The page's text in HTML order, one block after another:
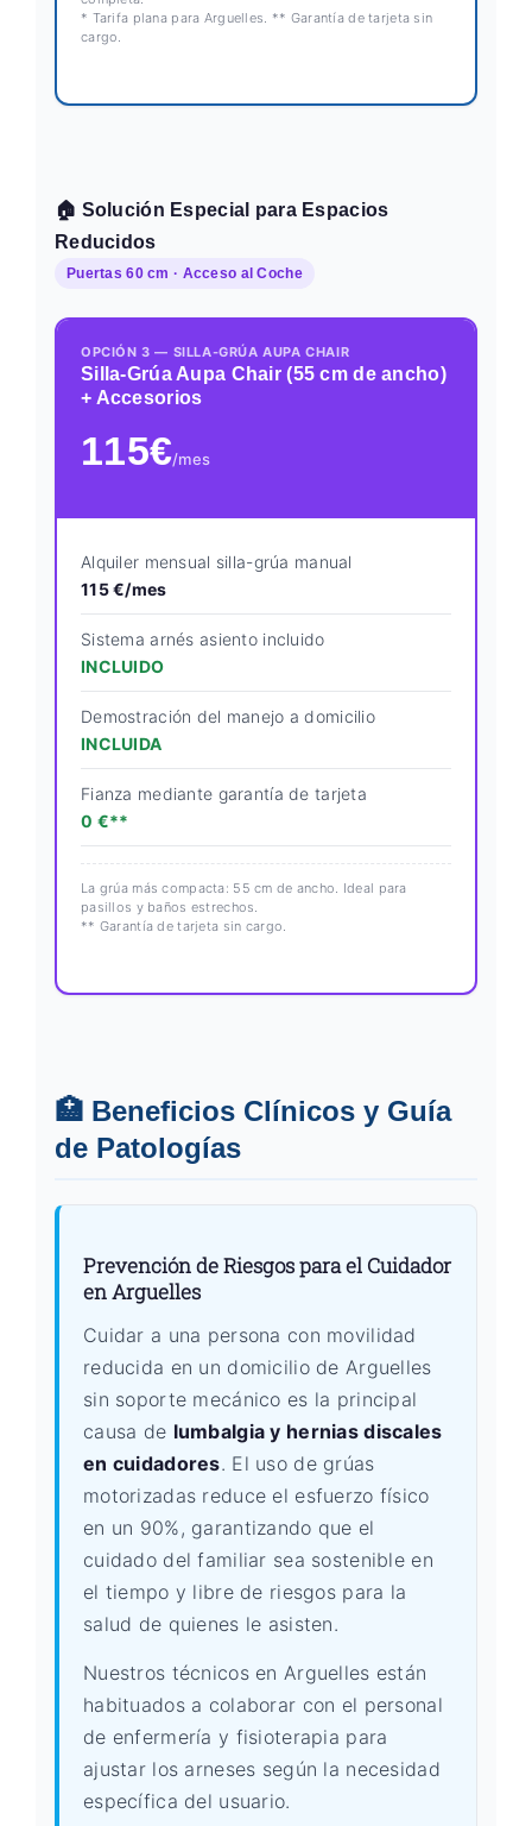
* Tarifa plana para Arguelles. ** Garantía de tarjeta sin
cargo.
🏠 Solución Especial para Espacios
Reducidos
Puertas 60 cm · Acceso al Coche
OPCIÓN 3 — SILLA-GRÚA AUPA CHAIR
Silla-Grúa Aupa Chair (55 cm de ancho)
+ Accesorios
115€/mes
Alquiler mensual silla-grúa manual
115 €/mes
Sistema arnés asiento incluido
INCLUIDO
Demostración del manejo a domicilio
INCLUIDA
Fianza mediante garantía de tarjeta
0 €**
La grúa más compacta: 55 cm de ancho. Ideal para
pasillos y baños estrechos.
** Garantía de tarjeta sin cargo.
🏥 Beneficios Clínicos y Guía
de Patologías
Prevención de Riesgos para el Cuidador
en Arguelles
Cuidar a una persona con movilidad
reducida en un domicilio de Arguelles
sin soporte mecánico es la principal
causa de lumbalgia y hernias discales
en cuidadores. El uso de grúas
motorizadas reduce el esfuerzo físico
en un 90%, garantizando que el
cuidado del familiar sea sostenible en
el tiempo y libre de riesgos para la
salud de quienes le asisten.
Nuestros técnicos en Arguelles están
habituados a colaborar con el personal
de enfermería y fisioterapia para
ajustar los arneses según la necesidad
específica del usuario.